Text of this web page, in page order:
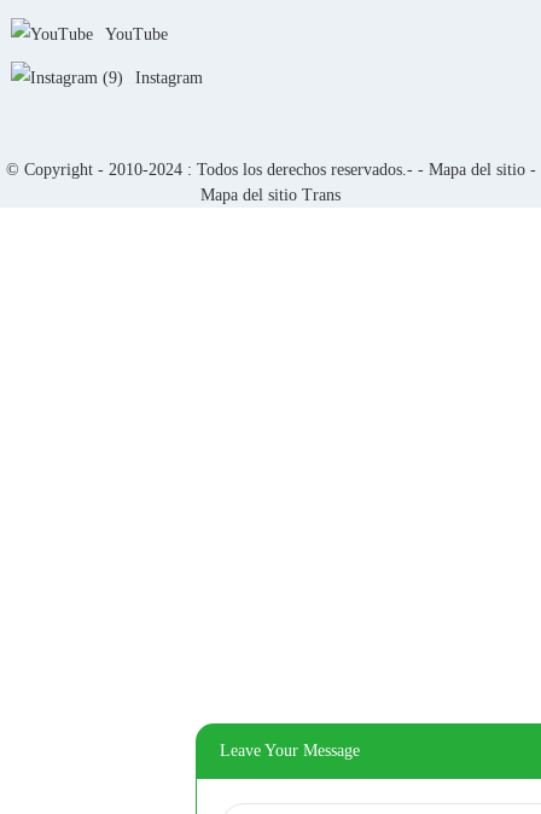
YouTube
Instagram
© Copyright - 2010-2024 : Todos los derechos reservados.- - Mapa del sitio-
Mapa del sitio Trans
Leave Your Message